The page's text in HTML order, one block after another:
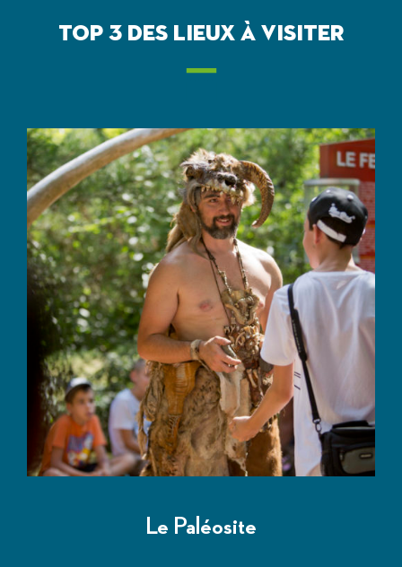
TOP 3 DES LIEUX À VISITER
Le Paléosite